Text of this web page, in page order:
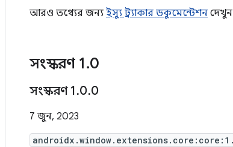
আরও তথ্যের জন্য ইস্যু ট্র্যাকার ডকুমেন্টেশন
সংস্করণ 1.0
সংস্করণ 1.0.0
7 জুন, 2023